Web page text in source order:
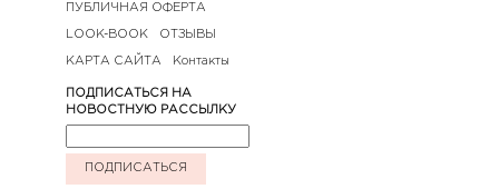
ПУБЛИЧНАЯ ОФЕРТА
LOOK-BOOK ОТЗЫВЫ
КАРТА САЙТА Контакты
ПОДПИСАТЬСЯ НА
НОВОСТНУЮ РАССЫЛКУ
ПОДПИСАТЬСЯ